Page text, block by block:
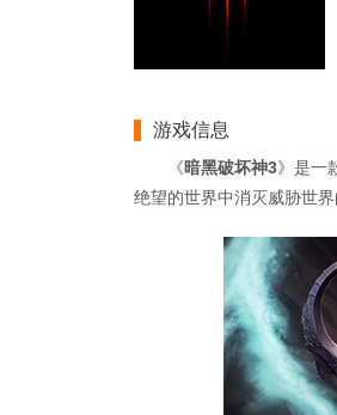
游戏信息
《暗黑破坏神3》是一
绝望的世界中消灭威胁世界